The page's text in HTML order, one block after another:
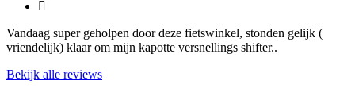
Vandaag super geholpen door deze fietswinkel, stonden gelijk (
vriendelijk) klaar om mijn kapotte versnellings shifter..
Bekijk alle reviews